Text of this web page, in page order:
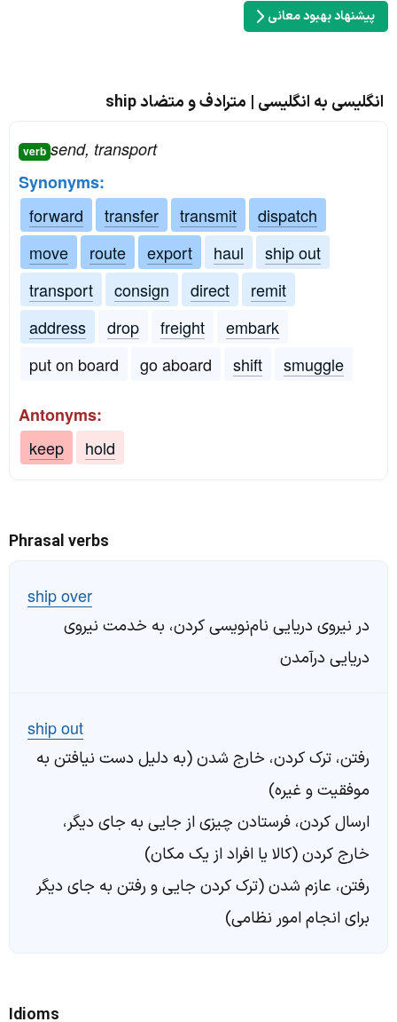
پیشنهاد بهبود معانی
انگلیسی به انگلیسی | مترادف و متضاد ship
verb send, transport
Synonyms:
forward
transfer transmit
dispatch
move
route export haul
ship out
transport
consign direct
remit
address
drop freight
embark
put on board
go aboard shift smuggle
Antonyms:
keep
hold
Phrasal verbs
ship over
در نیروی دریایی نام‌نویسی کردن، به خدمت نیروی
دریایی درآمدن
ship out
رفتن، ترک کردن، خارج شدن (به دلیل دست نیافتن به
موفقیت و غیره)
ارسال کردن، فرستادن چیزی از جایی به جای دیگر،
خارج کردن (کالا یا افراد از یک مکان)
رفتن، عازم شدن (ترک کردن جایی و رفتن به جای دیگر
برای انجام امور نظامی)
Idioms